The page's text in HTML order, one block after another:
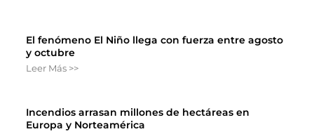
El fenómeno El Niño llega con fuerza entre agosto
y octubre
Leer Más >>
Incendios arrasan millones de hectáreas en
Europa y Norteamérica